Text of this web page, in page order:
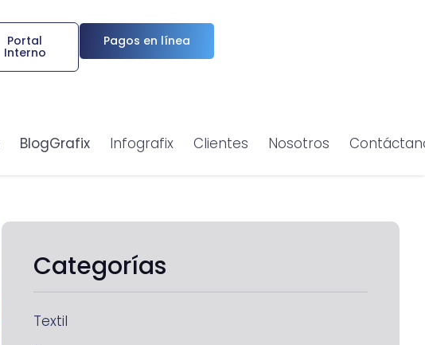
Portal
Interno
Pagos en línea
BlogGrafix Infografix Clientes Nosotros
Categorías
Textil